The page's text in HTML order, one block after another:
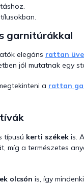
garnitúrákkal
elegáns rattan
jól mutatnak egy
a rattan
típusú kerti székek is.
míg a természetes
olcsón is, így